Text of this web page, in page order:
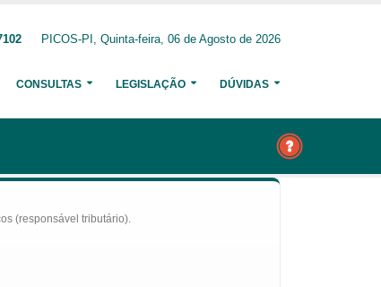
PICOS-PI, Quinta-feira, 06 de Agosto de 2026
CONSULTAS LEGISLAÇÃO DÚVIDAS
(responsável tributário).